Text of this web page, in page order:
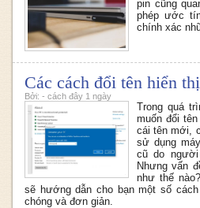
pin cũng
phép ước
chính xác
Các cách đổi tên hiển
Bởi: - cách đây 1 ngày
Trong quá
muốn đổi
cái tên mới,
sử dụng
cũ do
Nhưng vấn
như thế
sẽ hướng dẫn cho bạn một số
chóng và đơn giản.